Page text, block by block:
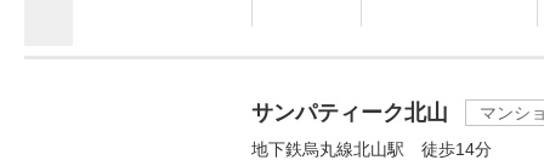
サンパティーク北山
マンシ
地下鉄烏丸線北山駅 徒歩14分